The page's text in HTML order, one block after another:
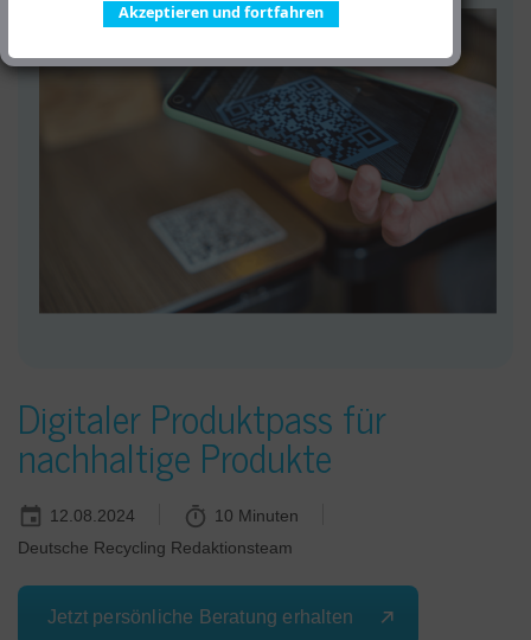
Akzeptieren und fortfahren
Digitaler Produktpass für
nachhaltige Produkte
12.08.2024
10 Minuten
Deutsche Recycling Redaktionsteam
Jetzt persönliche Beratung erhalten